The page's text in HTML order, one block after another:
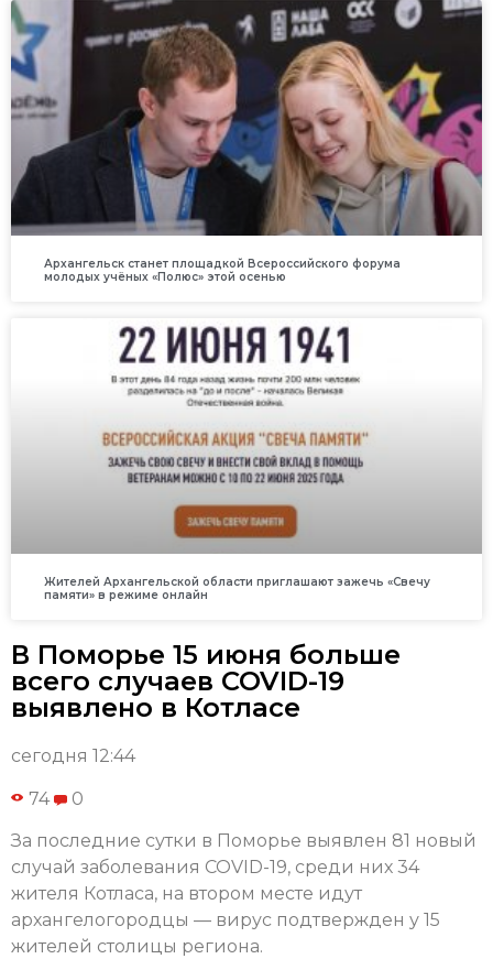
Архангельск станет площадкой Всероссийского форума
молодых учёных «Полюс» этой осенью
Жителей Архангельской области приглашают зажечь «Свечу
памяти» в режиме онлайн
В Поморье 15 июня больше
всего случаев COVID-19
выявлено в Котласе
сегодня 12:44
74 0
За последние сутки в Поморье выявлен 81 новый
случай заболевания COVID-19, среди них 34
жителя Котласа, на втором месте идут
архангелогородцы — вирус подтвержден у 15
жителей столицы региона.